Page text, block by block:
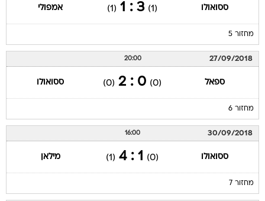
ססואולו (1)
3 : 1
(1) אמפולי
מחזור 5
27/09/2018
20:00
ספאל (0)
0 : 2
(0) ססואולו
מחזור 6
30/09/2018
16:00
ססואולו (0)
1 : 4
(1) מילאן
מחזור 7